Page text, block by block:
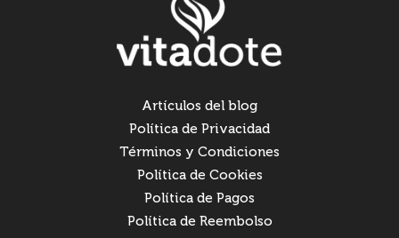
Artículos del blog
Política de Privacidad
Términos y Condiciones
Política de Cookies
Política de Pagos
Política de Reembolso